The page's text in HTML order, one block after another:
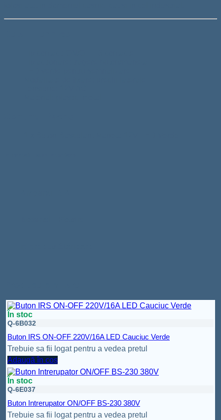
În stoc
Q-6B032
Buton IRS ON-OFF 220V/16A LED Cauciuc Verde
Trebuie sa fii logat pentru a vedea pretul
Adaugă în coș
În stoc
Q-6E037
Buton Intrerupator ON/OFF BS-230 380V
Trebuie sa fii logat pentru a vedea pretul